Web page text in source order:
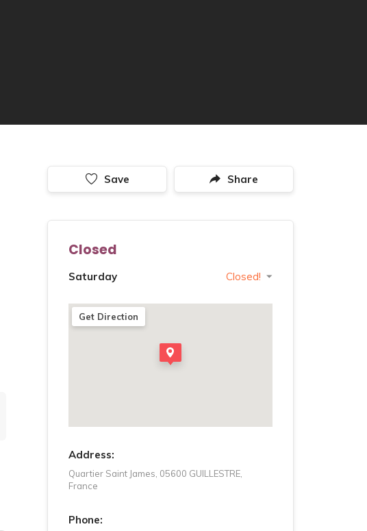
Save Share
Closed
Saturday Closed!
Get Direction
Address:
Quartier Saint James, 05600 GUILLESTRE,
France
Phone: